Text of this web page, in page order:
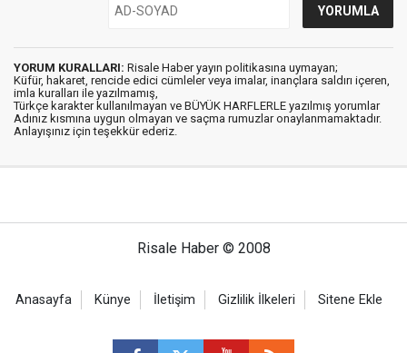
YORUM KURALLARI: Risale Haber yayın politikasına uymayan;
Küfür, hakaret, rencide edici cümleler veya imalar, inançlara saldırı içeren,
imla kuralları ile yazılmamış,
Türkçe karakter kullanılmayan ve BÜYÜK HARFLERLE yazılmış yorumlar
Adınız kısmına uygun olmayan ve saçma rumuzlar onaylanmamaktadır.
Anlayışınız için teşekkür ederiz.
Risale Haber © 2008
Anasayfa Künye İletişim Gizlilik İlkeleri Sitene Ekle